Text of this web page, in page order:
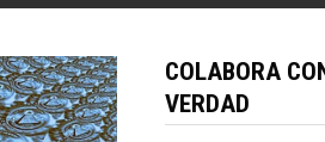
COLABORA
VERDAD